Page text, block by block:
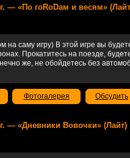
г. — «По гоRоDам и весям»
на саму игру) В этой игре вы
Прокатитесь на поезде,
же, не обойдетесь без
Фотогалерея Обсудить
г. — «Дневники Вовочки» (Лайт)